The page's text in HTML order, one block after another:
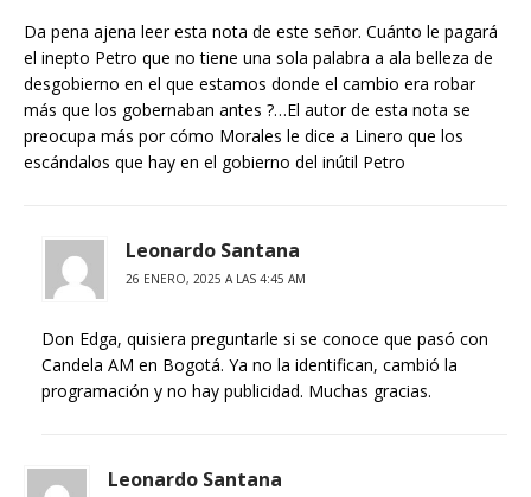
Da pena ajena leer esta nota de este señor. Cuánto le pagará
el inepto Petro que no tiene una sola palabra a ala belleza de
desgobierno en el que estamos donde el cambio era robar
más que los gobernaban antes ?…El autor de esta nota se
preocupa más por cómo Morales le dice a Linero que los
escándalos que hay en el gobierno del inútil Petro
Leonardo Santana
26 ENERO, 2025 A LAS 4:45 AM
Don Edga, quisiera preguntarle si se conoce que pasó con
Candela AM en Bogotá. Ya no la identifican, cambió la
programación y no hay publicidad. Muchas gracias.
Leonardo Santana